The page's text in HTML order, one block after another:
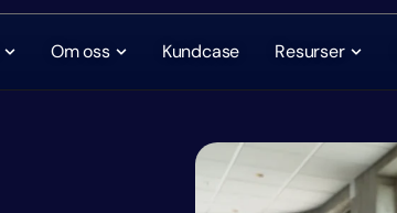
Om oss Kundcase Resurser